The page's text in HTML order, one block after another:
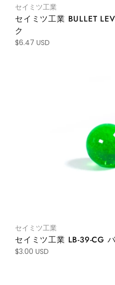
セイミツ工業
セイミツ工業 BULLET
ク
$6.47 USD
セイミツ工業
セイミツ工業 LB-39-CG
$3.00 USD